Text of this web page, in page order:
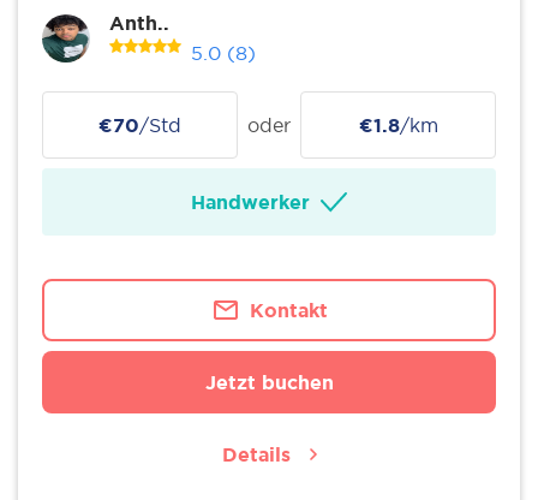
Anth..
5.0 (8)
€70/Std oder €1.8/km
Handwerker
Kontakt
Jetzt buchen
Details